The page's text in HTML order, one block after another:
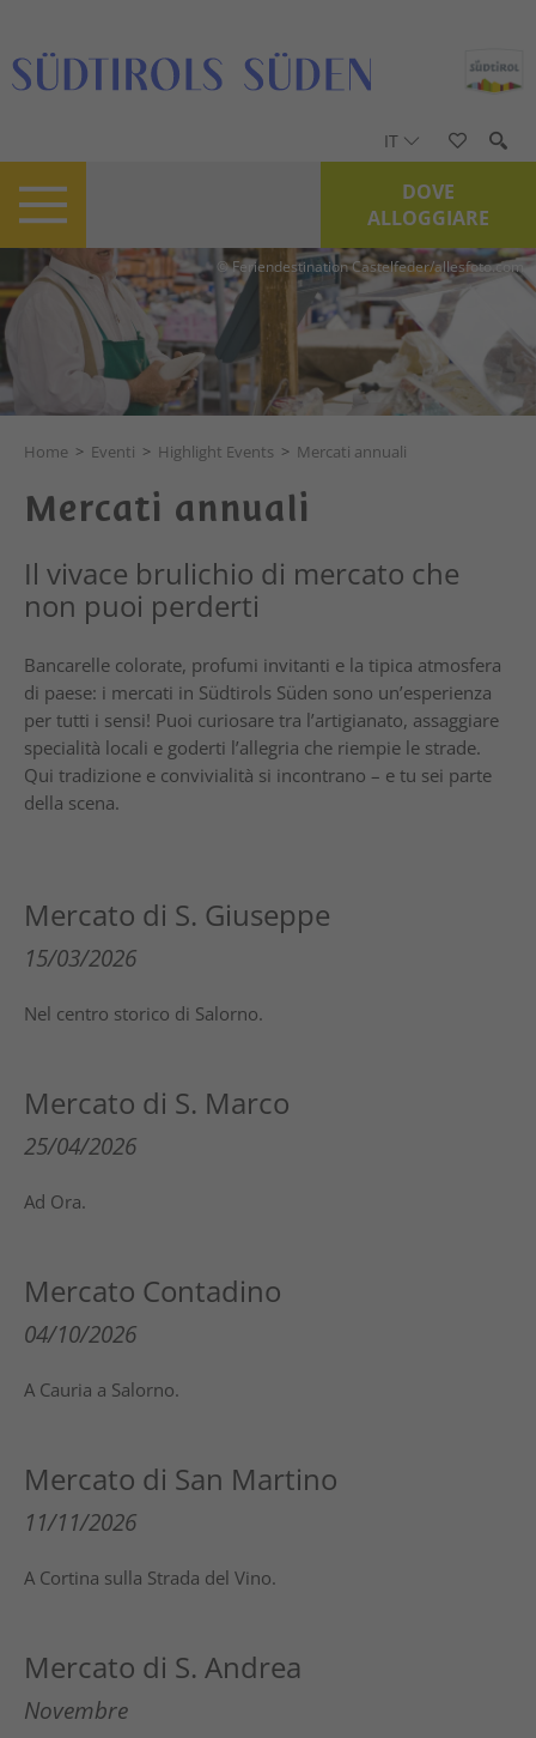
IT
DOVE
ALLOGGIARE
© Feriendestination Castelfeder/allesfoto.com
Home > Eventi > Highlight Events > Mercati annuali
Mercati annuali
Il vivace brulichio di mercato che
non puoi perderti
Bancarelle colorate, profumi invitanti e la tipica atmosfera
di paese: i mercati in Südtirols Süden sono un’esperienza
per tutti i sensi! Puoi curiosare tra l’artigianato, assaggiare
specialità locali e goderti l’allegria che riempie le strade.
Qui tradizione e convivialità si incontrano – e tu sei parte
della scena.
Mercato di S. Giuseppe
15/03/2026
Nel centro storico di Salorno.
Mercato di S. Marco
25/04/2026
Ad Ora.
Mercato Contadino
04/10/2026
A Cauria a Salorno.
Mercato di San Martino
11/11/2026
A Cortina sulla Strada del Vino.
Mercato di S. Andrea
Novembre